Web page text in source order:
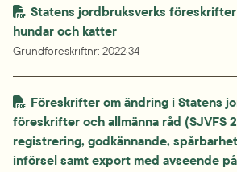
Statens jordbruksverks
hundar och katter
Grundföreskriftnr: 2022:34
Föreskrifter om ändring i Statens
föreskrifter och allmänna råd (SJVFS
registrering, godkännande,
införsel samt export med avseende